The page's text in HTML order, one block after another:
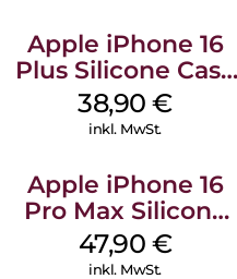
Apple iPhone 16
Plus Silicone Case
MagSafe Denim
38,90€
inkl. MwSt.
Apple iPhone 16
Pro Max Silicone
Case MagSafe
Black
47,90 €
inkl. MwSt.